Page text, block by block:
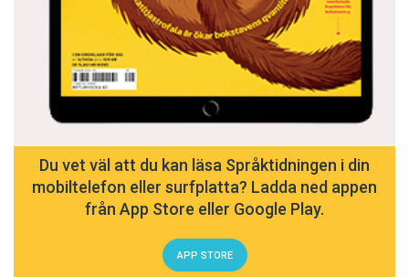
Du vet väl att du kan läsa Språktidningen i din
mobiltelefon eller surfplatta? Ladda ned appen
från App Store eller Google Play.
APP STORE